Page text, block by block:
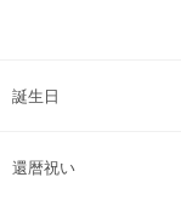
誕生日
還暦祝い